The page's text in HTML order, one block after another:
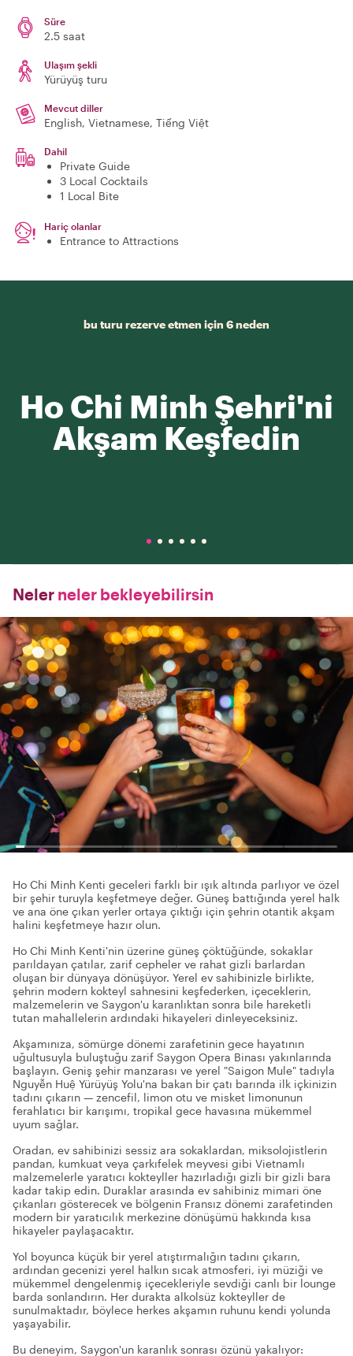
Süre
2.5 saat
Ulaşım şekli
Yürüyüş turu
Mevcut diller
English, Vietnamese, Tiếng Việt
Dahil
Private Guide
3 Local Cocktails
1 Local Bite
Hariç olanlar
Entrance to Attractions
bu turu rezerve etmen için 6 neden
Ho Chi Minh Şehri'ni
Akşam Keşfedin
Neler neler bekleyebilirsin
Ho Chi Minh Kenti geceleri farklı bir ışık altında parlıyor ve özel
bir şehir turuyla keşfetmeye değer. Güneş battığında yerel halk
ve ana öne çıkan yerler ortaya çıktığı için şehrin otantik akşam
halini keşfetmeye hazır olun.
Ho Chi Minh Kenti'nin üzerine güneş çöktüğünde, sokaklar
parıldayan çatılar, zarif cepheler ve rahat gizli barlardan
oluşan bir dünyaya dönüşüyor. Yerel ev sahibinizle birlikte,
şehrin modern kokteyl sahnesini keşfederken, içeceklerin,
malzemelerin ve Saygon'u karanlıktan sonra bile hareketli
tutan mahallelerin ardındaki hikayeleri dinleyeceksiniz.
Akşamınıza, sömürge dönemi zarafetinin gece hayatının
uğultusuyla buluştuğu zarif Saygon Opera Binası yakınlarında
başlayın. Geniş şehir manzarası ve yerel "Saigon Mule" tadıyla
Nguyễn Huệ Yürüyüş Yolu'na bakan bir çatı barında ilk içkinizin
tadını çıkarın — zencefil, limon otu ve misket limonunun
ferahlatıcı bir karışımı, tropikal gece havasına mükemmel
uyum sağlar.
Oradan, ev sahibinizi sessiz ara sokaklardan, miksolojistlerin
pandan, kumkuat veya çarkıfelek meyvesi gibi Vietnamlı
malzemelerle yaratıcı kokteyller hazırladığı gizli bir gizli bara
kadar takip edin. Duraklar arasında ev sahibiniz mimari öne
çıkanları gösterecek ve bölgenin Fransız dönemi zarafetinden
modern bir yaratıcılık merkezine dönüşümü hakkında kısa
hikayeler paylaşacaktır.
Yol boyunca küçük bir yerel atıştırmalığın tadını çıkarın,
ardından gecenizi yerel halkın sıcak atmosferi, iyi müziği ve
mükemmel dengelenmiş içecekleriyle sevdiği canlı bir lounge
barda sonlandırın. Her durakta alkolsüz kokteyller de
sunulmaktadır, böylece herkes akşamın ruhunu kendi yolunda
yaşayabilir.
Bu deneyim, Saygon'un karanlık sonrası özünü yakalıyor: